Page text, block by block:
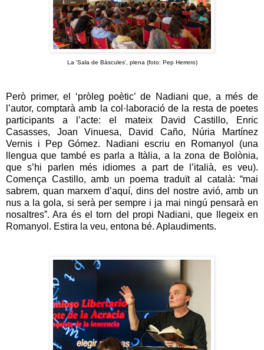
La 'Sala de Bàscules', plena (foto: Pep Herrero)
Però primer, el ‘pròleg poètic’ de Nadiani que, a més de
l’autor, comptarà amb la col·laboració de la resta de poetes
participants a l’acte: el mateix David Castillo, Enric
Casasses, Joan Vinuesa, David Caño, Núria Martínez
Vernis i Pep Gómez. Nadiani escriu en Romanyol (una
llengua que també es parla a Itàlia, a la zona de Bolònia,
que s’hi parlen més idiomes a part de l’italià, es veu).
Comença Castillo, amb un poema traduït al català: “mai
sabrem, quan marxem d’aquí, dins del nostre avió, amb un
nus a la gola, si serà per sempre i ja mai ningú pensarà en
nosaltres”. Ara és el torn del propi Nadiani, que llegeix en
Romanyol. Estira la veu, entona bé. Aplaudiments.